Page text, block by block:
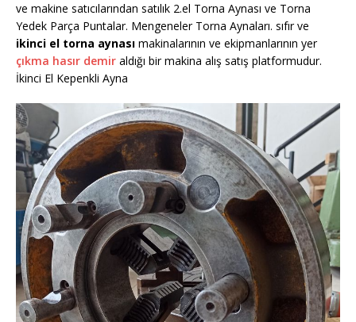
ve makine satıcılarından satılık 2.el Torna Aynası ve Torna
Yedek Parça Puntalar. Mengeneler Torna Aynaları. sıfır ve
ikinci el torna aynası makinalarının ve ekipmanlarının yer
çıkma hasır demir aldığı bir makina alış satış platformudur.
İkinci El Kepenkli Ayna